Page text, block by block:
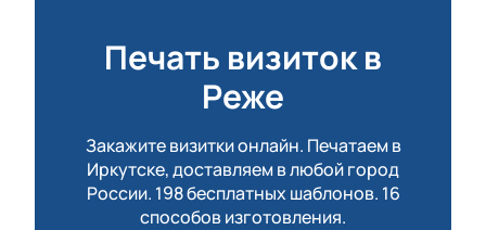
Печать визиток в
Реже
Закажите визитки онлайн. Печатаем в
Иркутске, доставляем в любой город
России. 198 бесплатных шаблонов. 16
способов изготовления.